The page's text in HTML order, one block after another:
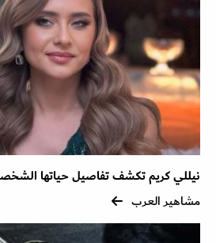
نيللي كريم تكشف تفاصيل حياتها
مشاهير العرب